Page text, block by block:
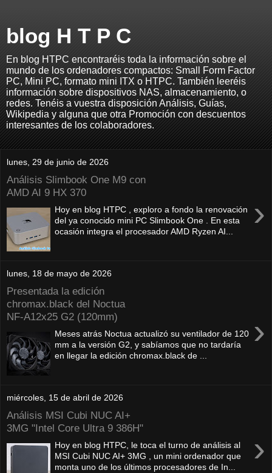
blog H T P C
En blog HTPC encontraréis toda la información sobre el
mundo de los ordenadores compactos: Small Form Factor
PC, Mini PC, formato mini ITX o HTPC. También leeréis
información sobre dispositivos NAS, almacenamiento, o
redes. Tenéis a vuestra disposición Análisis, Guías,
Wikipedia y alguna que otra Promoción con descuentos
interesantes de los colaboradores.
lunes, 29 de junio de 2026
Análisis Slimbook One M9 con
AMD AI 9 HX 370
›
Hoy en blog HTPC , exploro a fondo la renovación
del ya conocido mini PC Slimbook One . En esta
ocasión integra el procesador AMD Ryzen AI...
lunes, 18 de mayo de 2026
Presentada la edición
chromax.black del Noctua
NF‑A12x25 G2 (120mm)
›
Meses atrás Noctua actualizó su ventilador de 120
mm a la versión G2, y sabíamos que no tardaría
en llegar la edición chromax.black de ...
miércoles, 15 de abril de 2026
Análisis MSI Cubi NUC AI+
3MG "Intel Core Ultra 9 386H"
›
Hoy en blog HTPC, le toca el turno de análisis al
MSI Cubi NUC AI+ 3MG , un mini ordenador que
monta uno de los últimos procesadores de In...